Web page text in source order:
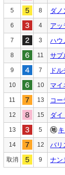
5 8 ダノ
6 4 アッ
7 3 ハウ
8 11 サプ
9 7 ド
10 10 マイ
11 13 コー
12 15 ダイ
13 5
14 12 バリ
取消 9 ナン